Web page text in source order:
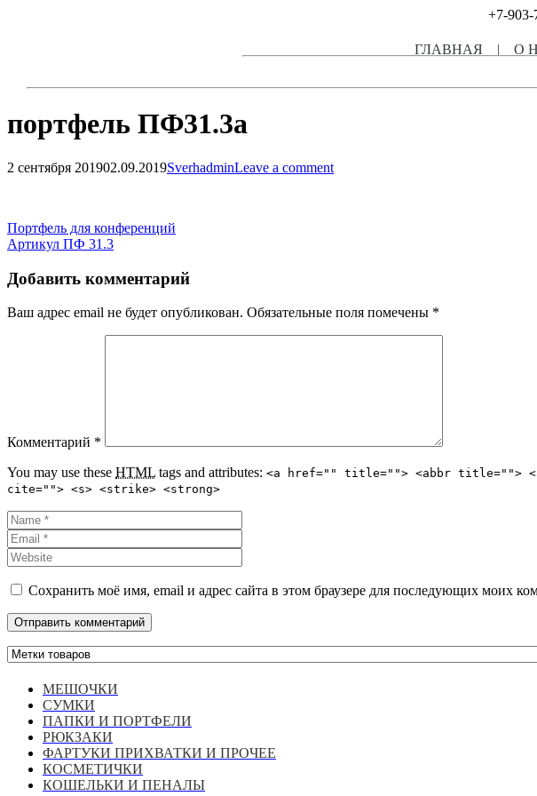
+7-903-
ГЛАВНАЯ | О
портфель ПФ31.3а
2 сентября 201902.09.2019SverhadminLeave a comment
записям
Навигация
по
записям
Портфель для конференций
Артикул ПФ 31.3
Добавить комментарий
Ваш адрес email не будет опубликован. Обязательные поля помечены *
Комментарий *
You may use these HTML tags and attributes: <a href="" title=""> <abbr title="">
cite=""> <s> <strike> <strong>
Сохранить моё имя, email и адрес сайта в этом браузере для последующих моих
МЕШОЧКИ
СУМКИ
ПАПКИ И ПОРТФЕЛИ
РЮКЗАКИ
ФАРТУКИ ПРИХВАТКИ И ПРОЧЕЕ
КОСМЕТИЧКИ
КОШЕЛЬКИ И ПЕНАЛЫ